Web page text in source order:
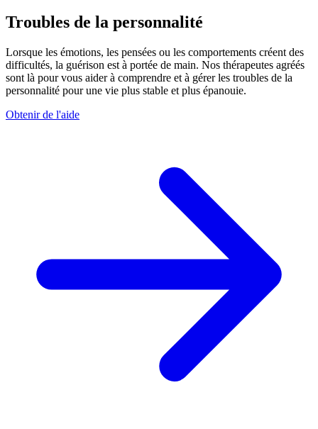
Troubles de la personnalité
Lorsque les émotions, les pensées ou les comportements créent des
difficultés, la guérison est à portée de main. Nos thérapeutes agréés
sont là pour vous aider à comprendre et à gérer les troubles de la
personnalité pour une vie plus stable et plus épanouie.
Obtenir de l'aide